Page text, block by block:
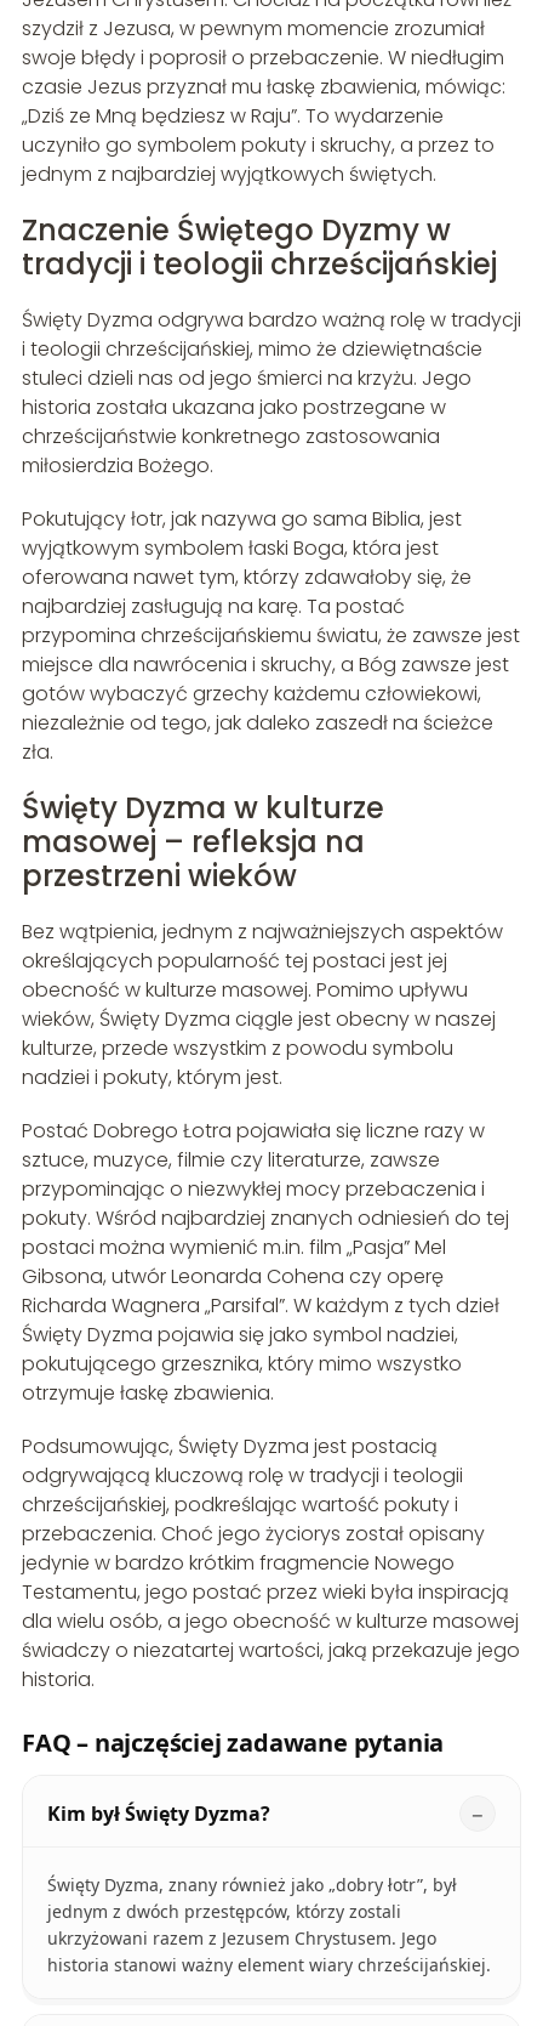
szydził z Jezusa, w pewnym momencie zrozumiał
swoje błędy i poprosił o przebaczenie. W niedługim
czasie Jezus przyznał mu łaskę zbawienia, mówiąc:
„Dziś ze Mną będziesz w Raju”. To wydarzenie
uczyniło go symbolem pokuty i skruchy, a przez to
jednym z najbardziej wyjątkowych świętych.
Znaczenie Świętego Dyzmy w
tradycji i teologii chrześcijańskiej
Święty Dyzma odgrywa bardzo ważną rolę w tradycji
i teologii chrześcijańskiej, mimo że dziewiętnaście
stuleci dzieli nas od jego śmierci na krzyżu. Jego
historia została ukazana jako postrzegane w
chrześcijaństwie konkretnego zastosowania
miłosierdzia Bożego.
Pokutujący łotr, jak nazywa go sama Biblia, jest
wyjątkowym symbolem łaski Boga, która jest
oferowana nawet tym, którzy zdawałoby się, że
najbardziej zasługują na karę. Ta postać
przypomina chrześcijańskiemu światu, że zawsze jest
miejsce dla nawrócenia i skruchy, a Bóg zawsze jest
gotów wybaczyć grzechy każdemu człowiekowi,
niezależnie od tego, jak daleko zaszedł na ścieżce
zła.
Święty Dyzma w kulturze
masowej – refleksja na
przestrzeni wieków
Bez wątpienia, jednym z najważniejszych aspektów
określających popularność tej postaci jest jej
obecność w kulturze masowej. Pomimo upływu
wieków, Święty Dyzma ciągle jest obecny w naszej
kulturze, przede wszystkim z powodu symbolu
nadziei i pokuty, którym jest.
Postać Dobrego Łotra pojawiała się liczne razy w
sztuce, muzyce, filmie czy literaturze, zawsze
przypominając o niezwykłej mocy przebaczenia i
pokuty. Wśród najbardziej znanych odniesień do tej
postaci można wymienić m.in. film „Pasja” Mel
Gibsona, utwór Leonarda Cohena czy operę
Richarda Wagnera „Parsifal”. W każdym z tych dzieł
Święty Dyzma pojawia się jako symbol nadziei,
pokutującego grzesznika, który mimo wszystko
otrzymuje łaskę zbawienia.
Podsumowując, Święty Dyzma jest postacią
odgrywającą kluczową rolę w tradycji i teologii
chrześcijańskiej, podkreślając wartość pokuty i
przebaczenia. Choć jego życiorys został opisany
jedynie w bardzo krótkim fragmencie Nowego
Testamentu, jego postać przez wieki była inspiracją
dla wielu osób, a jego obecność w kulturze masowej
świadczy o niezatartej wartości, jaką przekazuje jego
historia.
FAQ – najczęściej zadawane pytania
Kim był Święty Dyzma?
Święty Dyzma, znany również jako „dobry łotr”, był
jednym z dwóch przestępców, którzy zostali
ukrzyżowani razem z Jezusem Chrystusem. Jego
historia stanowi ważny element wiary chrześcijańskiej.